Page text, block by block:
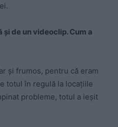
de un videoclip. Cum a
și frumos, pentru că eram
totul în regulă la locațiile
probleme, totul a ieșit